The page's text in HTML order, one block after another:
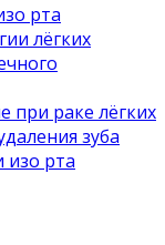
рта
лёгких
при раке лёгких
зуба
изо рта